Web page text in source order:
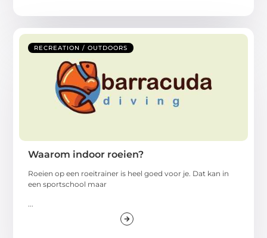
RECREATION / OUTDOORS
Waarom indoor roeien?
Roeien op een roeitrainer is heel goed voor je. Dat kan in
een sportschool maar